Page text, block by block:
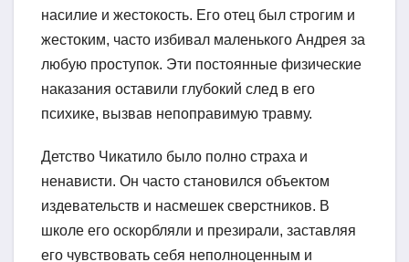
насилие и жестокость. Его отец был строгим и
жестоким, часто избивал маленького Андрея за
любую проступок. Эти постоянные физические
наказания оставили глубокий след в его
психике, вызвав непоправимую травму.
Детство Чикатило было полно страха и
ненависти. Он часто становился объектом
издевательств и насмешек сверстников. В
школе его оскорбляли и презирали, заставляя
его чувствовать себя неполноценным и